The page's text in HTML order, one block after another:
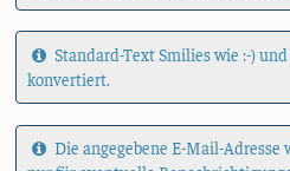
Standard-Text Smilies wie :-)
konvertiert.
Die angegebene E-Mail-